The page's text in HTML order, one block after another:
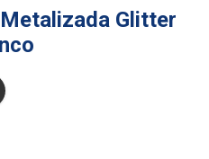
Glitter